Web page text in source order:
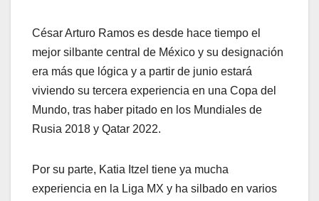
César Arturo Ramos es desde hace tiempo el
mejor silbante central de México y su designación
era más que lógica y a partir de junio estará
viviendo su tercera experiencia en una Copa del
Mundo, tras haber pitado en los Mundiales de
Rusia 2018 y Qatar 2022.
Por su parte, Katia Itzel tiene ya mucha
experiencia en la Liga MX y ha silbado en varios